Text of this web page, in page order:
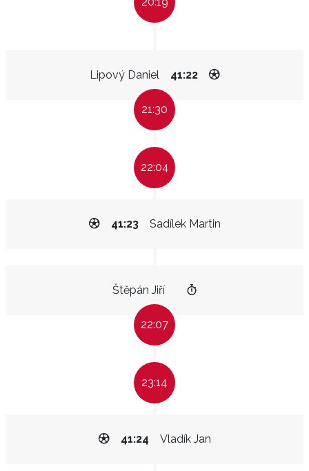
Lipový Daniel 41:22
21:30
22:04
Sadílek Martin
41:23
Štěpán Jiří
22:07
23:14
Vladík Jan
41:24